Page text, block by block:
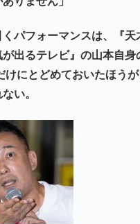
くパフォーマンスは、『天
出るテレビ』の山本自身
けにとどめておいたほう
い。